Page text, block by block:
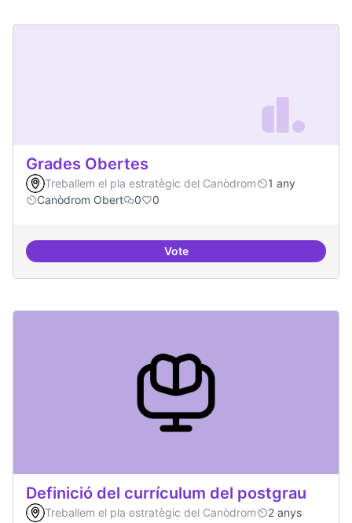
Grades Obertes
Treballem el pla estratègic del Canòdrom
1 any
Canòdrom Obert
0 0
VoteGrades Obertes
Definició del currículum del postgrau
Treballem el pla estratègic del Canòdrom
2 anys